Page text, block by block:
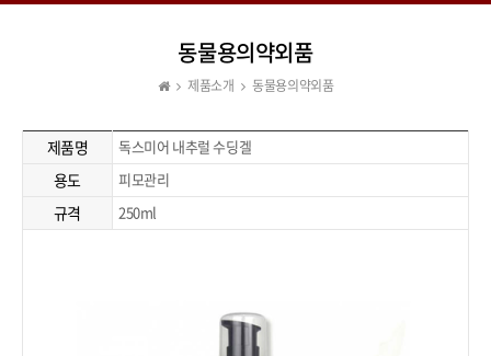
동물용의약외품
제품소개 동물용의약외품
제품명 독스미어 내추럴 수딩겔
용도 피모관리
규격 250ml